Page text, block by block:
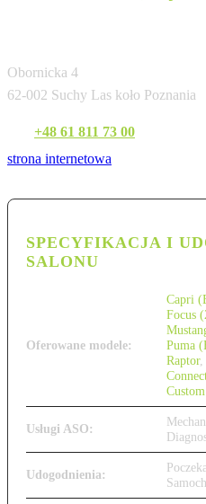
Obornicka 4
62-002 Suchy Las koło Poznania
+48 61 811 73 00
strona internetowa
SPECYFIKACJA I
SALONU
Oferowane modele:
Capri
Focus
Puma
Raptor,
Custom
Usługi ASO:
Udogodnienia: